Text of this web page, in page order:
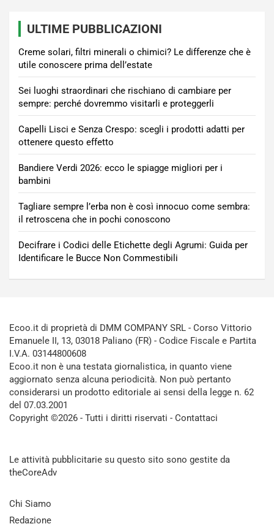
ULTIME PUBBLICAZIONI
Creme solari, filtri minerali o chimici? Le differenze che è
utile conoscere prima dell’estate
Sei luoghi straordinari che rischiano di cambiare per
sempre: perché dovremmo visitarli e proteggerli
Capelli Lisci e Senza Crespo: scegli i prodotti adatti per
ottenere questo effetto
Bandiere Verdi 2026: ecco le spiagge migliori per i
bambini
Tagliare sempre l’erba non è così innocuo come sembra:
il retroscena che in pochi conoscono
Decifrare i Codici delle Etichette degli Agrumi: Guida per
Identificare le Bucce Non Commestibili
Ecoo.it di proprietà di DMM COMPANY SRL - Corso Vittorio
Emanuele II, 13, 03018 Paliano (FR) - Codice Fiscale e Partita
I.V.A. 03144800608
Ecoo.it non è una testata giornalistica, in quanto viene
aggiornato senza alcuna periodicità. Non può pertanto
considerarsi un prodotto editoriale ai sensi della legge n. 62
del 07.03.2001
Copyright ©2026 - Tutti i diritti riservati - Contattaci
Le attività pubblicitarie su questo sito sono gestite da
theCoreAdv
Chi Siamo
Redazione